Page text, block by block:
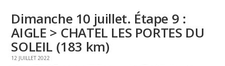
Dimanche 10 juillet. Étape 9 :
AIGLE > CHATEL LES PORTES DU
SOLEIL (183 km)
12 JUILLET 2022